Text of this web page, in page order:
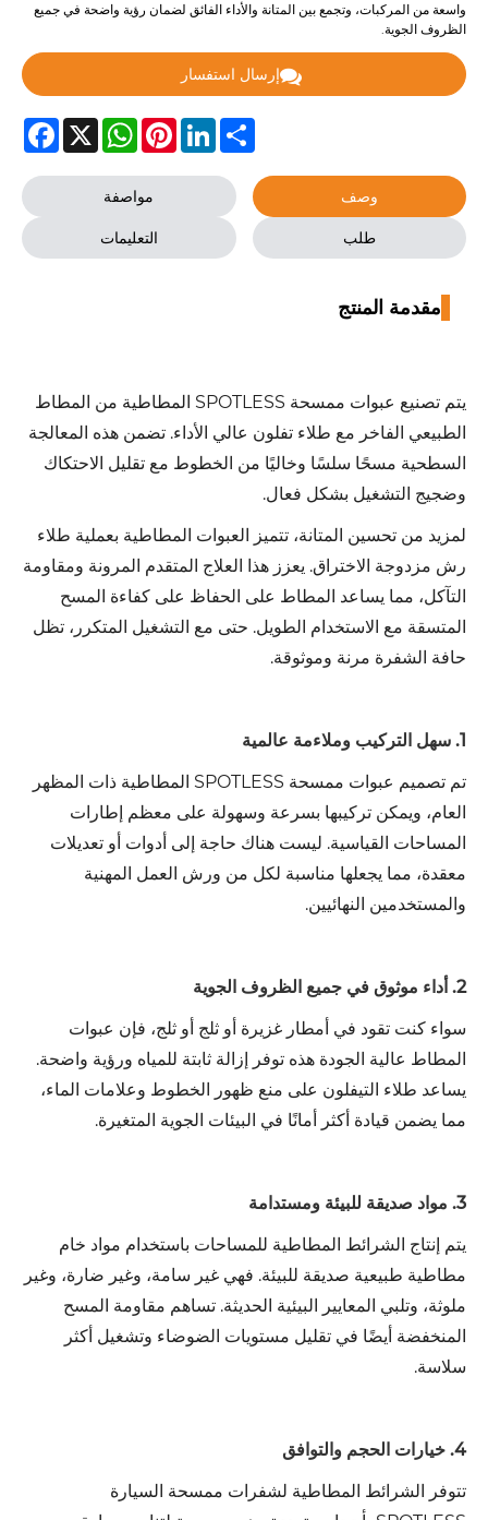
واسعة من المركبات، وتجمع بين المتانة والأداء الفائق لضمان رؤية واضحة في جميع
الظروف الجوية.
إرسال استفسار
X
WhatsAppPinterestLinkedIn Share
وصف مواصفة
طلب التعليمات
مقدمة المنتج
يتم تصنيع عبوات ممسحة SPOTLESS المطاطية من المطاط
الطبيعي الفاخر مع طلاء تفلون عالي الأداء. تضمن هذه المعالجة
السطحية مسحًا سلسًا وخاليًا من الخطوط مع تقليل الاحتكاك
وضجيج التشغيل بشكل فعال.
لمزيد من تحسين المتانة، تتميز العبوات المطاطية بعملية طلاء
رش مزدوجة الاختراق. يعزز هذا العلاج المتقدم المرونة ومقاومة
التآكل، مما يساعد المطاط على الحفاظ على كفاءة المسح
المتسقة مع الاستخدام الطويل. حتى مع التشغيل المتكرر، تظل
حافة الشفرة مرنة وموثوقة.
1. سهل التركيب وملاءمة عالمية
تم تصميم عبوات ممسحة SPOTLESS المطاطية ذات المظهر
العام، ويمكن تركيبها بسرعة وسهولة على معظم إطارات
المساحات القياسية. ليست هناك حاجة إلى أدوات أو تعديلات
معقدة، مما يجعلها مناسبة لكل من ورش العمل المهنية
والمستخدمين النهائيين.
2. أداء موثوق في جميع الظروف الجوية
سواء كنت تقود في أمطار غزيرة أو ثلج أو ثلج، فإن عبوات
المطاط عالية الجودة هذه توفر إزالة ثابتة للمياه ورؤية واضحة.
يساعد طلاء التيفلون على منع ظهور الخطوط وعلامات الماء،
مما يضمن قيادة أكثر أمانًا في البيئات الجوية المتغيرة.
3. مواد صديقة للبيئة ومستدامة
يتم إنتاج الشرائط المطاطية للمساحات باستخدام مواد خام
مطاطية طبيعية صديقة للبيئة. فهي غير سامة، وغير ضارة، وغير
ملوثة، وتلبي المعايير البيئية الحديثة. تساهم مقاومة المسح
المنخفضة أيضًا في تقليل مستويات الضوضاء وتشغيل أكثر
سلاسة.
4. خيارات الحجم والتوافق
تتوفر الشرائط المطاطية لشفرات ممسحة السيارة